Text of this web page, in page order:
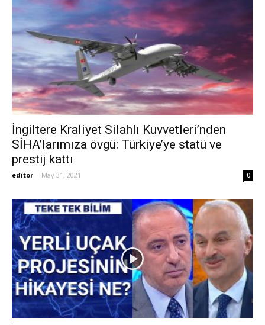
İngiltere Kraliyet Silahlı Kuvvetleri’nden
SİHA’larımıza övgü: Türkiye’ye statü ve
prestij kattı
editor - May 31, 2021 0